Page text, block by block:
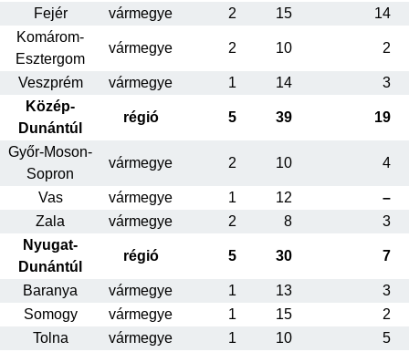
Fejér vármegye 2 15
14
Komárom-
Esztergom
vármegye 2 10 2
Veszprém vármegye 1 14
3
Közép-
Dunántúl
régió 5 39 19
Győr-Moson-
Sopron
vármegye 2 10 4
Vas vármegye 1 12
–
Zala
vármegye 2 8
3
Nyugat-
Dunántúl
régió 5 30 7
Baranya vármegye 1 13
3
Somogy
vármegye 1 15
2
Tolna
vármegye 1 10
5